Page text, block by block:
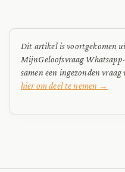
Dit artikel is voortgekomen
MijnGeloofsvraag
samen een ingezonden vraag
hier om deel te nemen →